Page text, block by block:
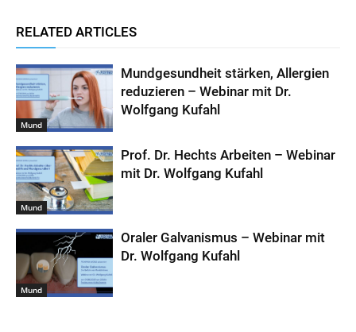
RELATED ARTICLES
Mund
Mundgesundheit stärken, Allergien
reduzieren – Webinar mit Dr.
Wolfgang Kufahl
Mund
Prof. Dr. Hechts Arbeiten – Webinar
mit Dr. Wolfgang Kufahl
Mund
Oraler Galvanismus – Webinar mit
Dr. Wolfgang Kufahl